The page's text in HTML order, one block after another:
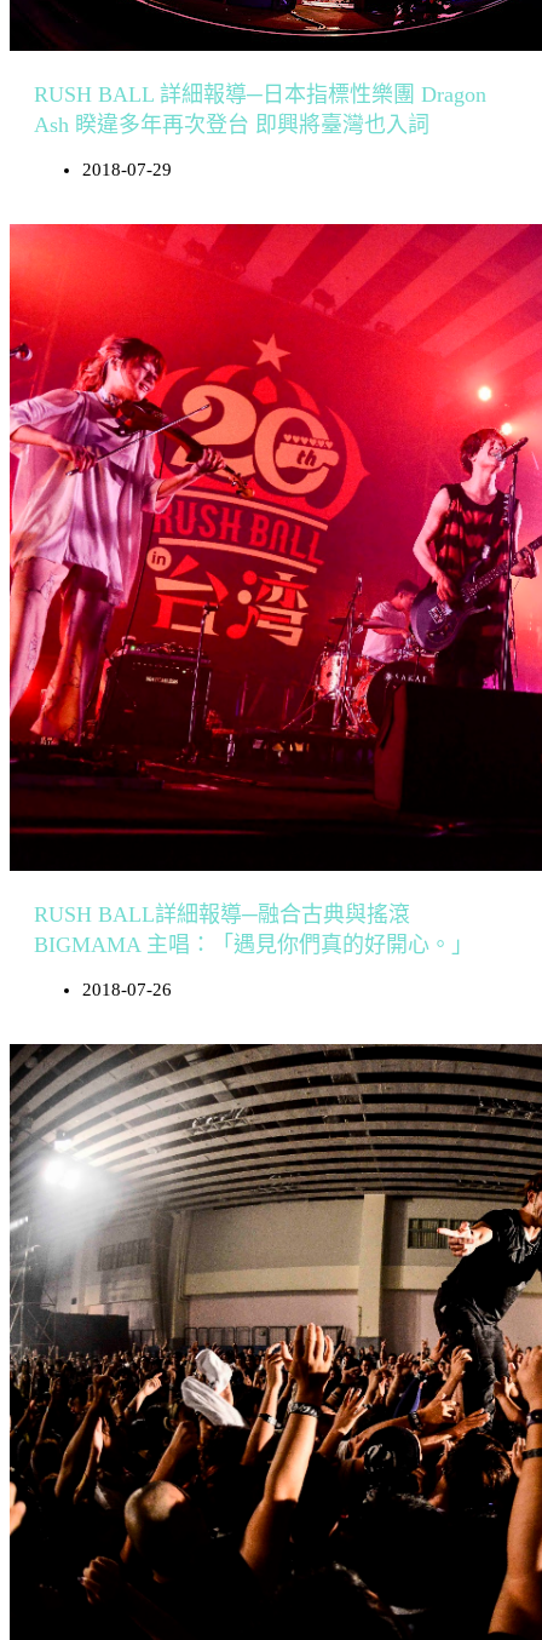
RUSH BALL 詳細報導─日本指標性樂團 Dragon
Ash 睽違多年再次登台 即興將臺灣也入詞
2018-07-29
RUSH BALL詳細報導─融合古典與搖滾
BIGMAMA 主唱：「遇見你們真的好開心。」
2018-07-26